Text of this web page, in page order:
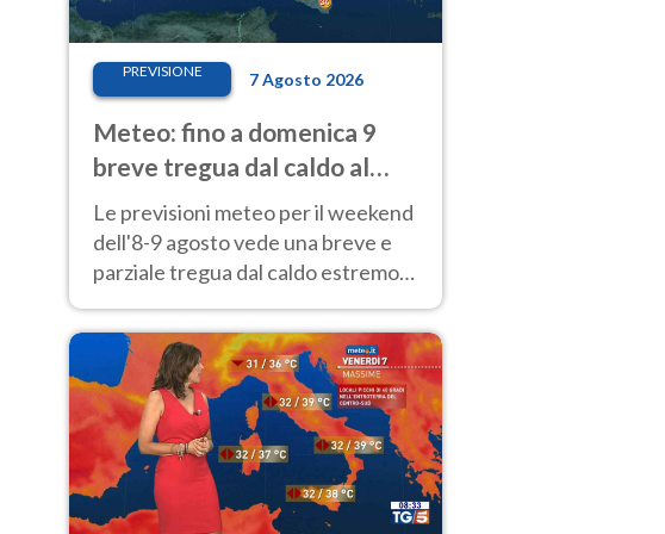
PREVISIONE 7 Agosto 2026
Meteo: fino a domenica 9
breve tregua dal caldo al
Nord! Altrove calura e afa
Le previsioni meteo per il weekend
dell'8-9 agosto vede una breve e
parziale tregua dal caldo estremo
40 gradi.